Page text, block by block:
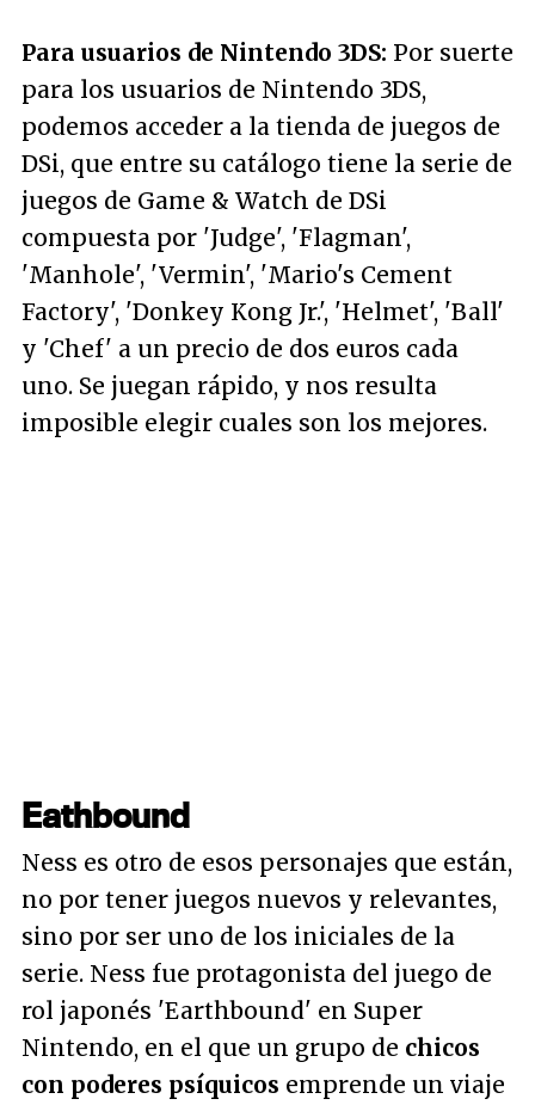
Para usuarios de Nintendo 3DS: Por suerte
para los usuarios de Nintendo 3DS,
podemos acceder a la tienda de juegos de
DSi, que entre su catálogo tiene la serie de
juegos de Game & Watch de DSi
compuesta por 'Judge', 'Flagman',
'Manhole', 'Vermin', 'Mario's Cement
Factory', 'Donkey Kong Jr.', 'Helmet', 'Ball'
y 'Chef' a un precio de dos euros cada
uno. Se juegan rápido, y nos resulta
imposible elegir cuales son los mejores.
Eathbound
Ness es otro de esos personajes que están,
no por tener juegos nuevos y relevantes,
sino por ser uno de los iniciales de la
serie. Ness fue protagonista del juego de
rol japonés 'Earthbound' en Super
Nintendo, en el que un grupo de chicos
con poderes psíquicos emprende un viaje